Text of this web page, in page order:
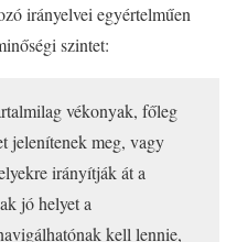
irányelvei egyértelműen
szintet:
vékonyak, főleg
jelenítenek meg, vagy
irányítják át a
jó helyet a
kell lennie,